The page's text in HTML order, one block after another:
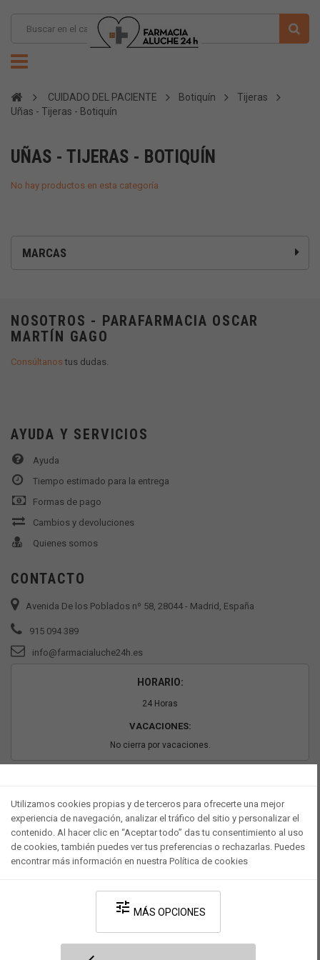
CUIDADO DEL PACIENTE Botiquín
Tijeras
Uñas - Tijeras - Botiquín
MARCAS
UÑAS - TIJERAS - BOTIQUÍN
No hay productos en esta categoría
NOSOTROS - PARAFARMACIA OSCAR
MARTÍN GAGO
Consúltanostus dudas.
AYUDA Y SERVICIOS
Ayuda
Tiempo estimado para la entrega
Formas de pago
Cambios y devoluciones
Quienes somos
CONTACTO
Avenida De los Poblados nº 58, 28044 - Madrid, España
915 094 389
info@farmacialuche24h.es
HORARIO:
24 Horas
VACACIONES:
No cierra por vacaciones.
Desarrollado por V·Farma-Política de privacidad-Política de cookies
Utilizamos cookies propias y de terceros para ofrecerte una mejor
experiencia de navegación, analizar el tráfico del sitio y personalizar el
contenido. Al hacer clic en “Aceptar todo” das tu consentimiento al uso
de cookies, también puedes ver tus preferencias o rechazarlas. Puedes
encontrar más información en nuestra Política de cookies
tune MÁS OPCIONES